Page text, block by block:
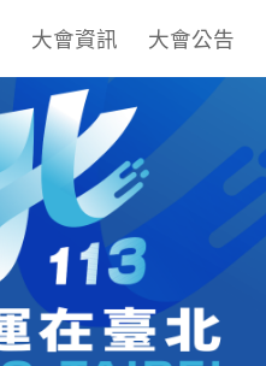
大會資訊 大會公告